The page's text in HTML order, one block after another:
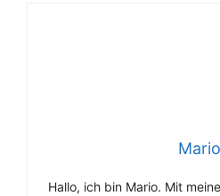
Mario
Hallo, ich bin Mario. Mit